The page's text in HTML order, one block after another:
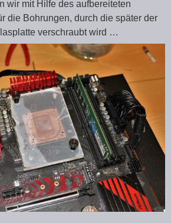
wir mit Hilfe des aufbereiteten
die Bohrungen, durch die später der
verschraubt wird …